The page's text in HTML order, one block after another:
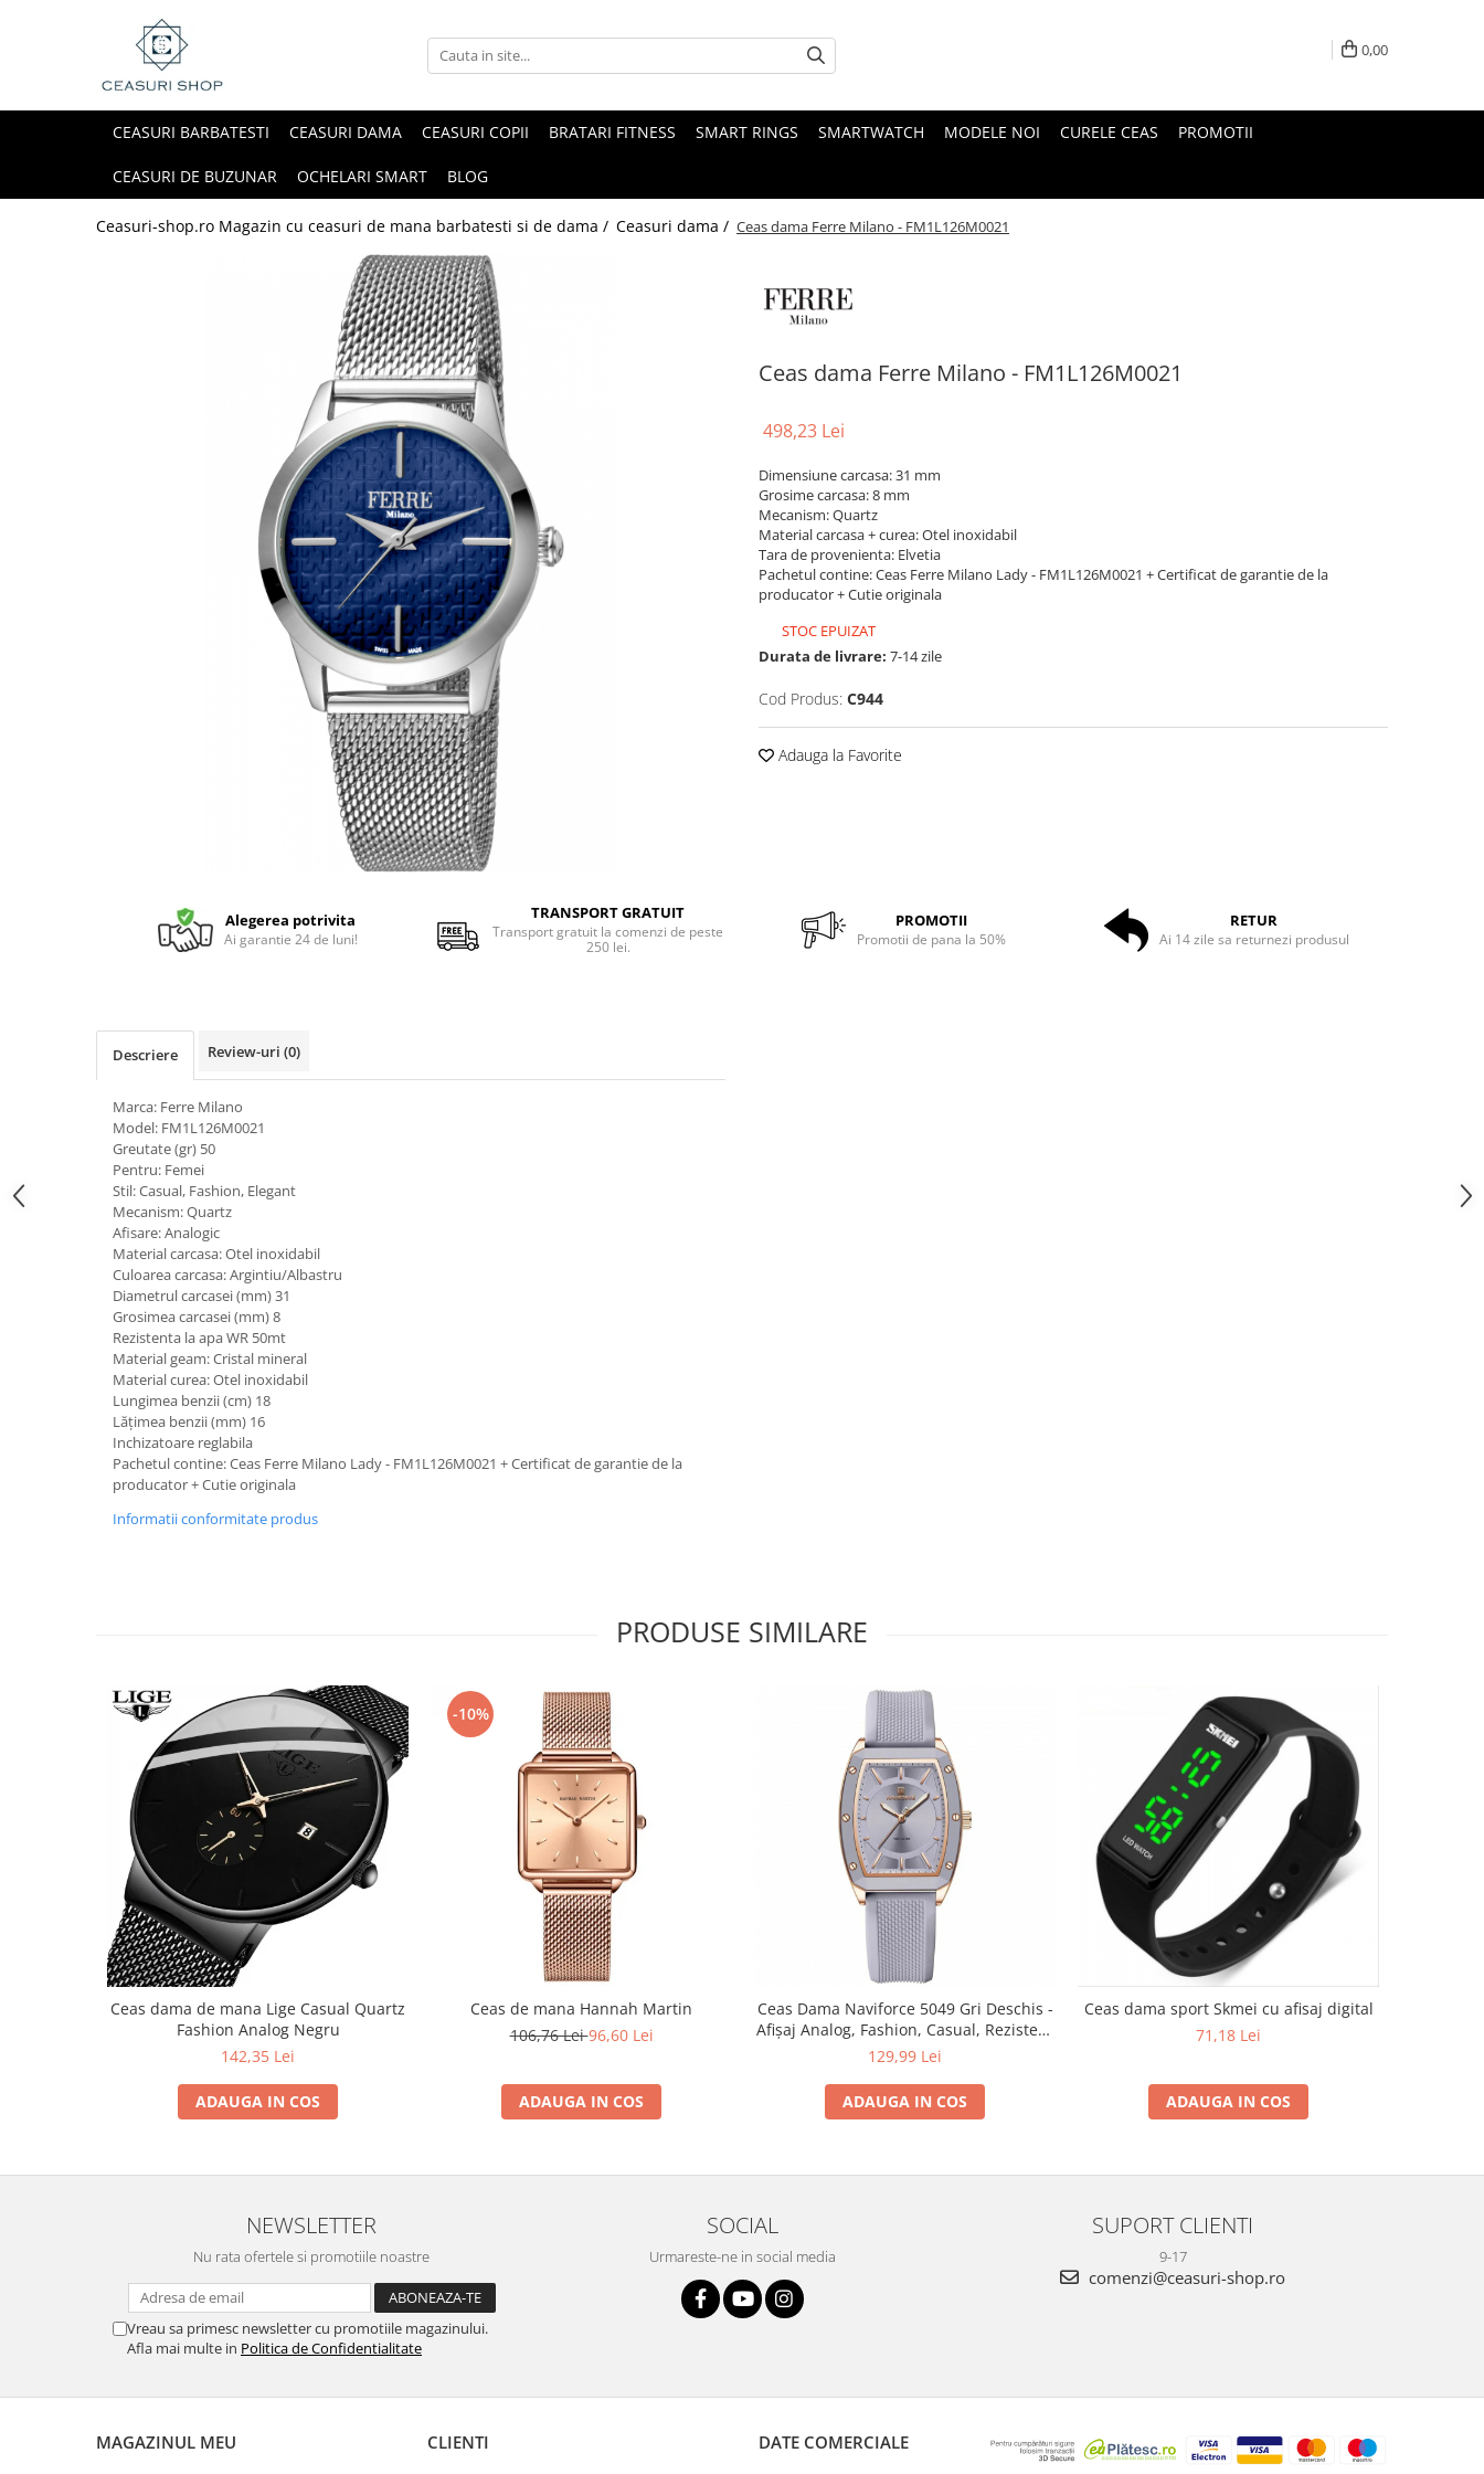
0,00
CEASURI BARBATESTI CEASURI DAMA CEASURI COPII BRATARI FITNESS SMART RINGS SMARTWATCH MODELE NOI CURELE CEAS PROMOTII
CEASURI DE BUZUNAR OCHELARI SMART BLOG
Ceasuri-shop.ro Magazin cu ceasuri de mana barbatesti si de dama / Ceasuri dama / Ceas dama Ferre Milano - FM1L126M0021
Ceas dama Ferre Milano - FM1L126M0021
498,23 Lei
Dimensiune carcasa: 31 mm
Grosime carcasa: 8 mm
Mecanism: Quartz
Material carcasa + curea: Otel inoxidabil
Tara de provenienta: Elvetia
Pachetul contine: Ceas Ferre Milano Lady - FM1L126M0021 + Certificat de garantie de la
producator + Cutie originala
STOC EPUIZAT
Durata de livrare: 7-14 zile
Cod Produs: C944
Adauga la Favorite
Alegerea potrivita
Ai garantie 24 de luni!
TRANSPORT GRATUIT
Transport gratuit la comenzi de peste
250 lei.
PROMOTII
Promotii de pana la 50%
RETUR
Ai 14 zile sa returnezi produsul
Descriere Review-uri (0)
Marca: Ferre Milano
Model: FM1L126M0021
Greutate (gr) 50
Pentru: Femei
Stil: Casual, Fashion, Elegant
Mecanism: Quartz
Afisare: Analogic
Material carcasa: Otel inoxidabil
Culoarea carcasa: Argintiu/Albastru
Diametrul carcasei (mm) 31
Grosimea carcasei (mm) 8
Rezistenta la apa WR 50mt
Material geam: Cristal mineral
Material curea: Otel inoxidabil
Lungimea benzii (cm) 18
Lățimea benzii (mm) 16
Inchizatoare reglabila
Pachetul contine: Ceas Ferre Milano Lady - FM1L126M0021 + Certificat de garantie de la
producator + Cutie originala
Informatii conformitate produs
PRODUSE SIMILARE
Ceas dama de mana Lige Casual Quartz
Fashion Analog Negru
142,35 Lei
ADAUGA IN COS
-10%
Ceas de mana Hannah Martin
106,76 Lei96,60 Lei
ADAUGA IN COS
Ceas Dama Naviforce 5049 Gri Deschis -
Afișaj Analog, Fashion, Casual, Rezistent
la Apă 3ATM
129,99 Lei
ADAUGA IN COS
Ceas dama sport Skmei cu afisaj digital
71,18 Lei
ADAUGA IN COS
NEWSLETTER
Nu rata ofertele si promotiile noastre
Vreau sa primesc newsletter cu promotiile magazinului.
Afla mai multe in Politica de Confidentialitate
SOCIAL
Urmareste-ne in social media
SUPORT CLIENTI
9-17
comenzi@ceasuri-shop.ro
MAGAZINUL MEU CLIENTI DATE COMERCIALE